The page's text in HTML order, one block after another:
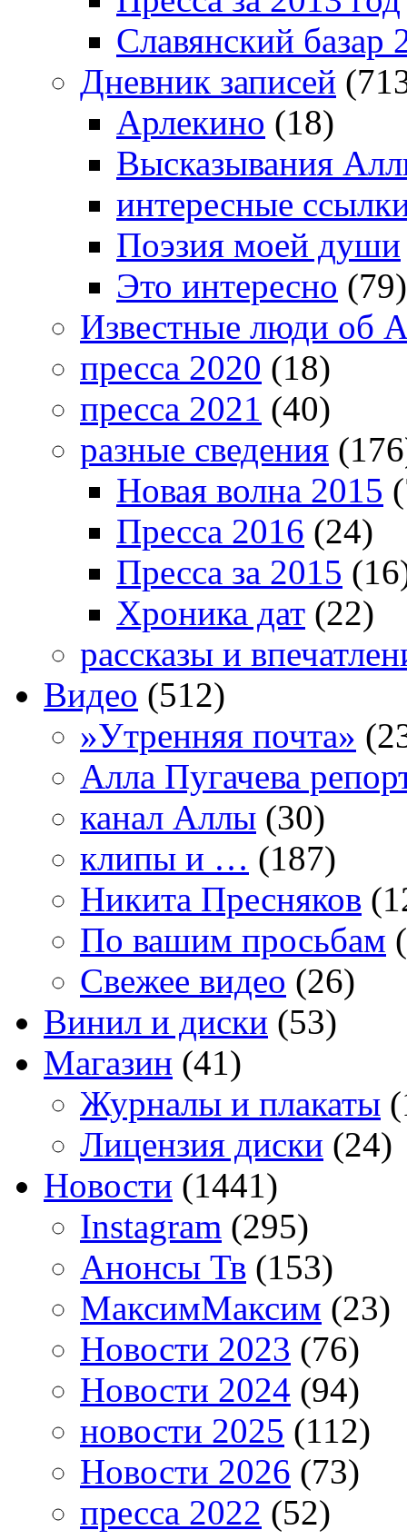
Славянский базар
Дневник записей
Арлекино (18)
Высказывания
интересные
Поэзия моей души
Это интересно (79)
Известные люди об
пресса 2020 (18)
пресса 2021 (40)
разные сведения
Новая волна 2015
Пресса 2016 (24)
Пресса за 2015
Хроника дат (22)
рассказы и
Видео (512)
»Утренняя почта»
Алла Пугачева
канал Аллы (30)
клипы и … (187)
Никита Пресняков
По вашим просьбам
Свежее видео (26)
Винил и диски (53)
Магазин (41)
Журналы и плакаты
Лицензия диски (24)
Новости (1441)
Instagram (295)
Анонсы Тв (153)
МаксимМаксим (23)
Новости 2023 (76)
Новости 2024 (94)
новости 2025 (112)
Новости 2026 (73)
пресса 2022 (52)